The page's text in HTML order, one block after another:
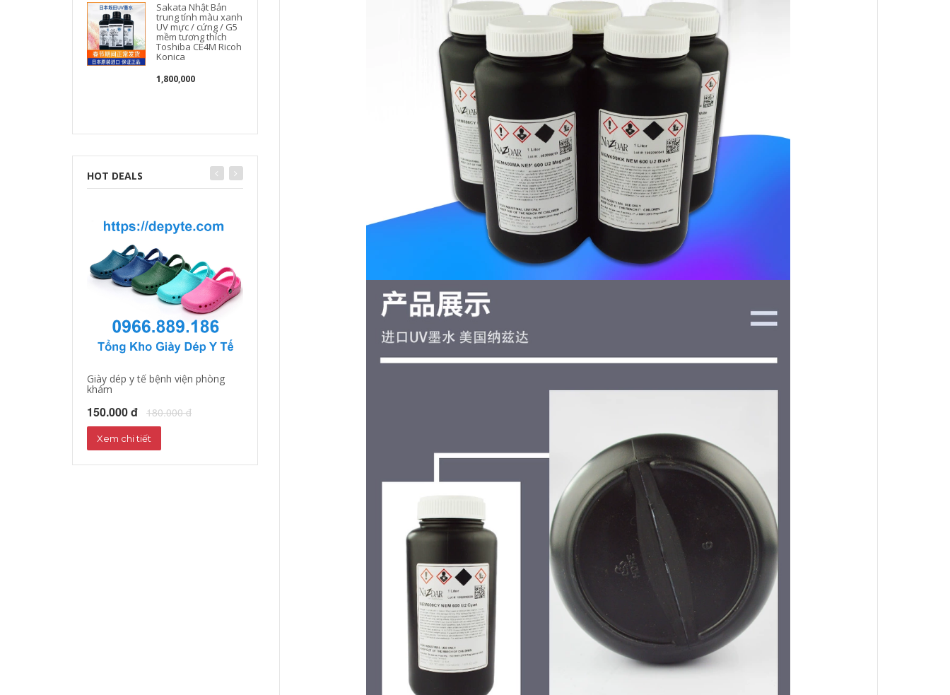
Sakata Nhật Bản
trung tính màu xanh
UV mực / cứng / G5
mềm tương thích
Toshiba CE4M Ricoh
Konica
1,800,000
FIG áp điện liên tục
áp dụng cho mực
nước Phụ kiện tranh
ảnh chụp kẹp ống
kẹp kẹp để tăng
cường các ống mực
ống kẹp nhựa
96,000
HOT DEALS
Giày dép y tế bệnh viện phòng
khám
150.000 đ 180.000 đ
Xem chi tiết